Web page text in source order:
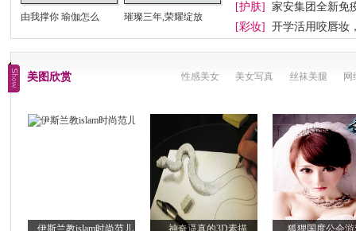
由我撑你 瑜伽怎么 璀璨三年,荣耀绽放
[护肤]
家安集团全新免
[彩妆]
开学活用咬唇妆
美图欣赏 性感美女 美女写真 丝袜美腿 网
伊斯兰教islam时尚范儿 神奇逼真的3D素描 狐狸国度公会